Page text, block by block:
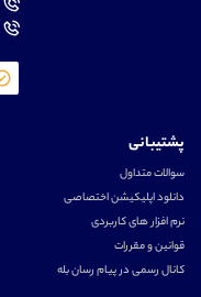
پشتیبانی
سوالات متداول
دانلود اپلیکیشن اختصاصی
نرم افزار های کاربردی
قوانین و مقررات
کانال رسمی در پیام رسان بله